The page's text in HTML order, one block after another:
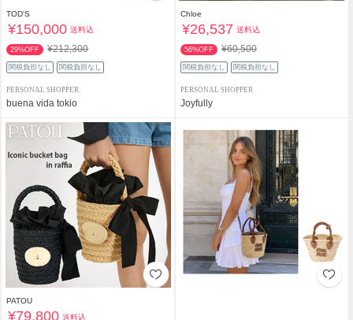
TOD'S
¥150,000 送料込
29%OFF ¥212,300
関税負担なし 関税負担なし
PERSONAL SHOPPER
buena vida tokio
Chloe
¥26,537 送料込
56%OFF ¥60,500
関税負担なし 関税負担なし
PERSONAL SHOPPER
Joyfully
PATOU
¥79,800 送料込